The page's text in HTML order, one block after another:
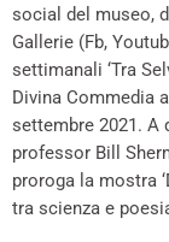
social del museo,
Gallerie (Fb,
settimanali ‘Tra
Divina Commedia
settembre 2021. A
professor Bill
proroga la mostra
tra scienza e